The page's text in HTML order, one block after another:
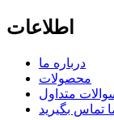
اطلاعات
درباره ما
محصولات
متداول
تماس بگیرید